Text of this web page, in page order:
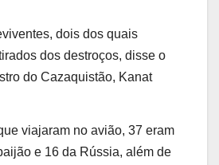
dois dos quais
dos destroços, disse o
do Cazaquistão, Kanat
viajaram no avião, 37 eram
e 16 da Rússia, além de